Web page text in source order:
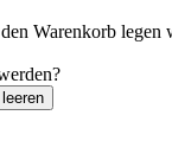
Warenkorb